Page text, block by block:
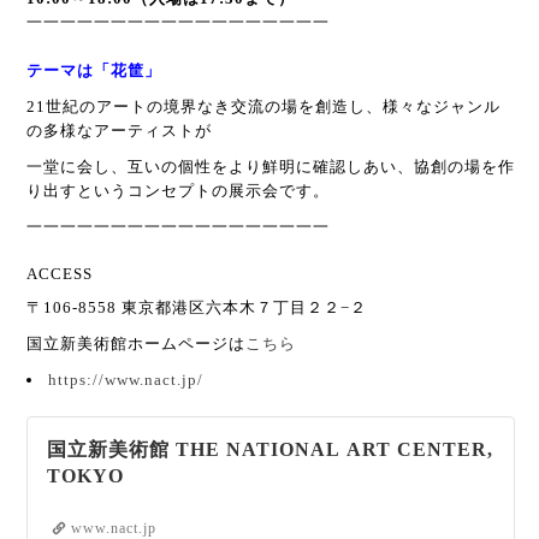
一一一一一一一一一一一一一一一一一一
テーマは「花筐」
21世紀のアートの境界なき交流の場を創造し、様々なジャンル
の多様なアーティストが
一堂に会し、互いの個性をより鮮明に確認しあい、協創の場を作
り出すというコンセプトの展示会です。
一一一一一一一一一一一一一一一一一一
ACCESS
〒106-8558 東京都港区六本木７丁目２２−２
国立新美術館ホームページは こちら
https://www.nact.jp/
国立新美術館 THE NATIONAL ART CENTER,
TOKYO
www.nact.jp